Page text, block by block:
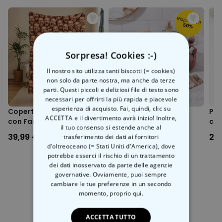
stampato)
Condizioni di lavoro eque e produzione rispettosa del clima
Imballaggio ecologico
Stampato in Austria
Sono possibili scostamenti dimensionali fino a circa il +/-5%
rispetto alla tabella delle taglie.
Copertina Personalizzata
con Faccia
39,99 €
Set regalo pochette,
accappatoio e calzini
39,99 €
Categoria correlata
Scopri l'altra categoria di cose insolite
Sorpresa! Cookies :-)
Il nostro sito utilizza tanti biscotti (= cookies)
non solo da parte nostra, ma anche da terze
parti. Questi piccoli e deliziosi file di testo sono
necessari per offrirti la più rapida e piacevole
esperienza di acquisto. Fai, quindi, clic su
ACCETTA e il divertimento avrà inizio! Inoltre,
il tuo consenso si estende anche al
trasferimento dei dati ai fornitori
d'oltreoceano (= Stati Uniti d'America), dove
potrebbe esserci il rischio di un trattamento
dei dati inosservato da parte delle agenzie
governative. Ovviamente, puoi sempre
cambiare le tue preferenze in un secondo
momento, proprio qui.
ACCETTA TUTTO